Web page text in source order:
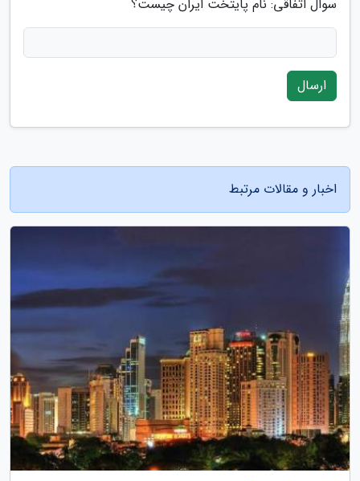
سوال اتفاقی: نام پایتخت ایران چیست؟
ارسال
اخبار و مقالات مرتبط